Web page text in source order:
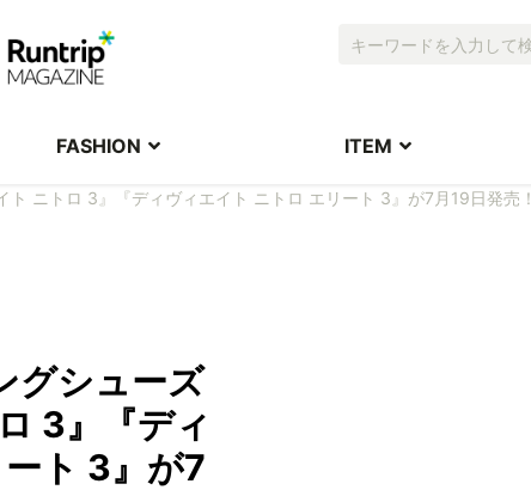
FASHION ITEM
ト ニトロ 3』『ディヴィエイト ニトロ エリート 3』が7月19日発売！
グシューズ
3』『ディ
ト 3』が7